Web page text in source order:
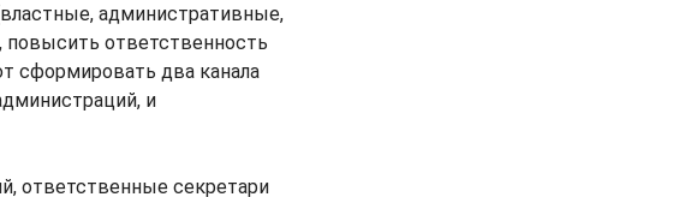
административные,
ответственность
сформировать два канала
и
ответственные секретари